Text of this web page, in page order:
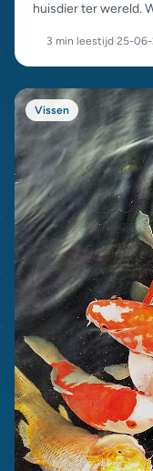
huisdier ter wereld.
3 min leestijd·25-
Vissen